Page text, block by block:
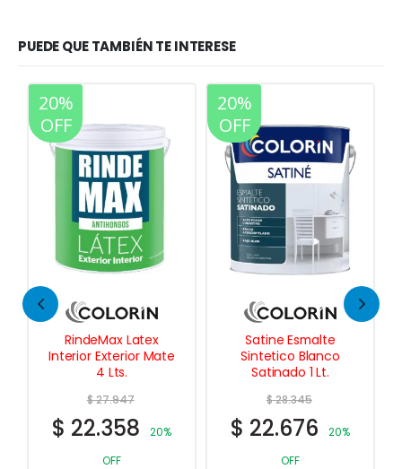
PUEDE QUE TAMBIÉN TE INTERESE
20%
OFF
Satine Esmalte
Sintetico Blanco
Satinado 1 Lt.
$28.345
$ 22.676
20%
OFF
20%
OFF
Albalatex Latex Ultra
Lavable Mate 20 Lts.
$278.927
$223.142
20%
OFF